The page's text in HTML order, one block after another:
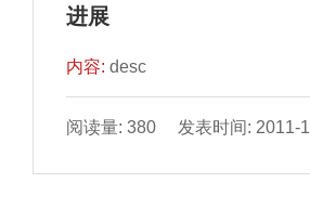
进展
内容:desc
阅读量: 380 发表时间: 2011-